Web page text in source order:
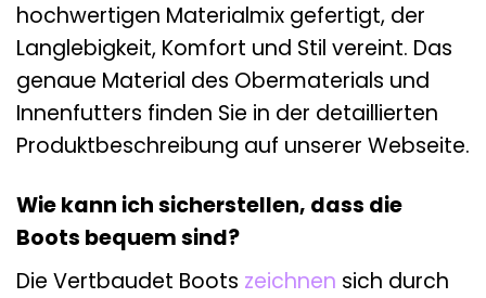
hochwertigen Materialmix gefertigt, der
Langlebigkeit, Komfort und Stil vereint. Das
genaue Material des Obermaterials und
Innenfutters finden Sie in der detaillierten
Produktbeschreibung auf unserer Webseite.
Wie kann ich sicherstellen, dass die
Boots bequem sind?
Die Vertbaudet Boots zeichnen sich durch